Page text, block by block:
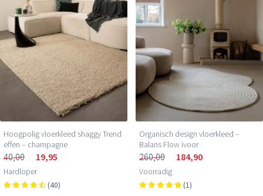
Hoogpolig vloerkleed shaggy Trend
effen – champagne
40,00 19,95
Hardloper
(40)
Organisch design vloerkleed –
Balans Flow ivoor
260,00 184,90
Voorradig
(1)